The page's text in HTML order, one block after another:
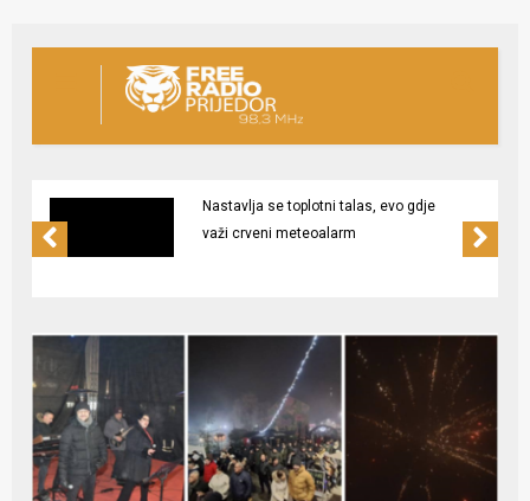
Nastavlja se toplotni talas, evo gdje
važi crveni meteoalarm